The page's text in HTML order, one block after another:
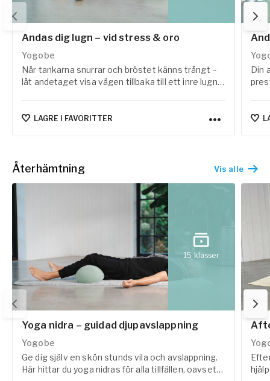
Andas dig lugn – vid stress & oro
Yogobe
När tankarna snurrar och bröstet känns trångt –
låt andetaget visa vägen tillbaka till ett inre lugn.
en skön känsla av ro, ett andetag i taget.
LAGRE I FAVORITTER
Din
Återhämtning Vis alle
15 klasser
Yoga nidra – guidad djupavslappning
Yogobe
Ge dig själv en skön stunds vila och avslappning.
Här hittar du yoga nidras för alla tillfällen, oavsett